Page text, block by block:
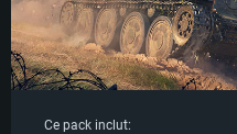
Ce pack inclut: